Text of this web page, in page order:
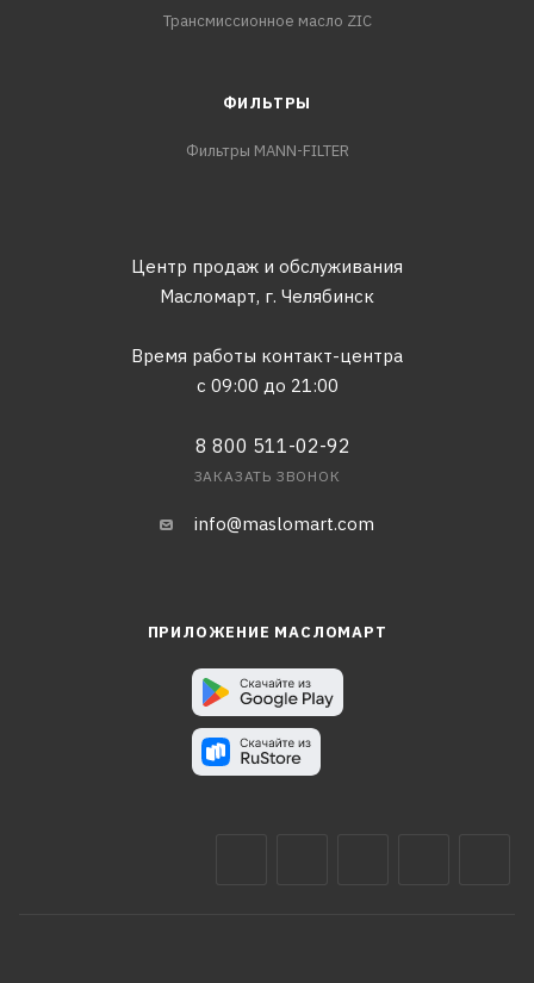
Трансмиссионное масло ZIC
ФИЛЬТРЫ
Фильтры MANN-FILTER
Центр продаж и обслуживания
Масломарт, г. Челябинск
Время работы контакт-центра
с 09:00 до 21:00
8 800 511-02-92
ЗАКАЗАТЬ ЗВОНОК
info@maslomart.com
ПРИЛОЖЕНИЕ МАСЛОМАРТ